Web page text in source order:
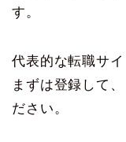
す。
代表的な転職サイ
まずは登録して
ださい。